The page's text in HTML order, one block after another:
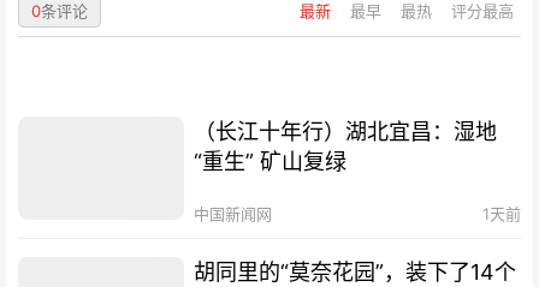
最新 最早 最热 评分最高
0条评论
（长江十年行）湖北宜昌：湿地
“重生” 矿山复绿
中国新闻网 1天前
胡同里的“莫奈花园”，装下了14个